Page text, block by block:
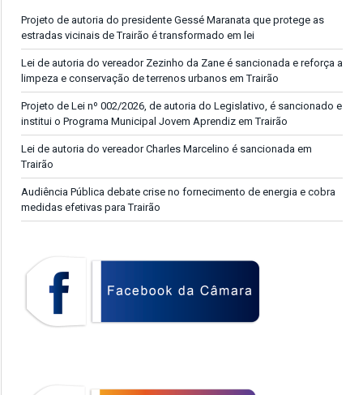
Projeto de autoria do presidente Gessé Maranata que protege as
estradas vicinais de Trairão é transformado em lei
Lei de autoria do vereador Zezinho da Zane é sancionada e reforça a
limpeza e conservação de terrenos urbanos em Trairão
Projeto de Lei nº 002/2026, de autoria do Legislativo, é sancionado e
institui o Programa Municipal Jovem Aprendiz em Trairão
Lei de autoria do vereador Charles Marcelino é sancionada em
Trairão
Audiência Pública debate crise no fornecimento de energia e cobra
medidas efetivas para Trairão